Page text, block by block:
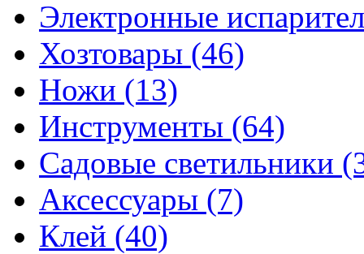
Электронные
Хозтовары (46)
Ножи (13)
Инструменты (64)
Садовые светильники
Аксессуары (7)
Клей (40)